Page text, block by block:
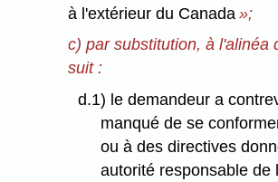
à l'extérieur du Canada »;
c) par substitution, à l'alinéa
suit :
d.1) le demandeur a
manqué de se
ou à des directives
autorité responsable de